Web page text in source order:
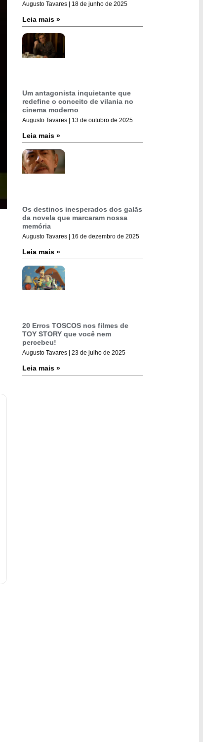
Augusto Tavares 18 de junho de 2025
Leia mais »
Um antagonista inquietante que
redefine o conceito de vilania no
cinema moderno
Augusto Tavares 13 de outubro de 2025
Leia mais »
Os destinos inesperados dos galãs
da novela que marcaram nossa
memória
Augusto Tavares 16 de dezembro de 2025
Leia mais »
20 Erros TOSCOS nos filmes de
TOY STORY que você nem
percebeu!
Augusto Tavares 23 de julho de 2025
Leia mais »